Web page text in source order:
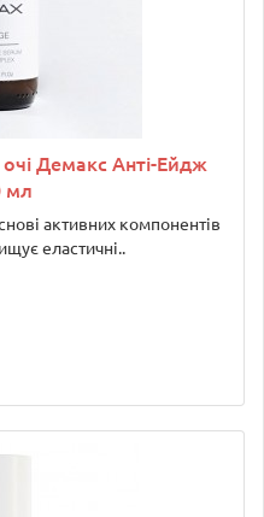
Демакс Анті-Ейдж
мл
активних компонентів
еластичні..